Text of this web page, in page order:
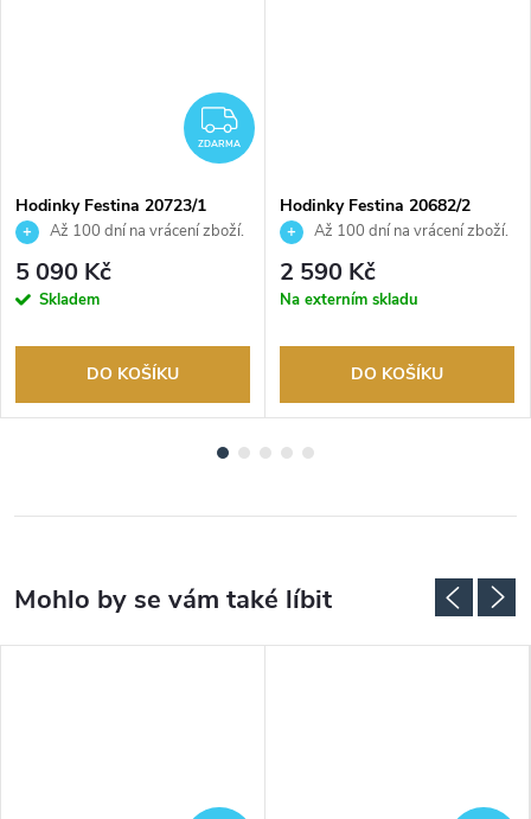
ZDARMA
ZDARMA
Hodinky Festina 20723/1
Až 100 dní na vrácení zboží.
Autorizovaný prodejce.
5 090 Kč
Skladem
DO KOŠÍKU
Hodinky Festina 20682/2
Až 100 dní na vrácení zboží.
Autorizovaný prodejce.
2 590 Kč
Na externím skladu
DO KOŠÍKU